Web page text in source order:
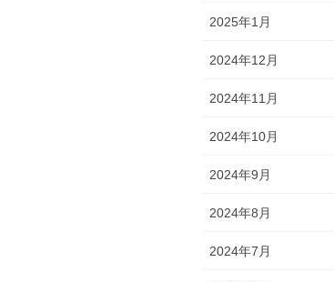
2025年1月
2024年12月
2024年11月
2024年10月
2024年9月
2024年8月
2024年7月